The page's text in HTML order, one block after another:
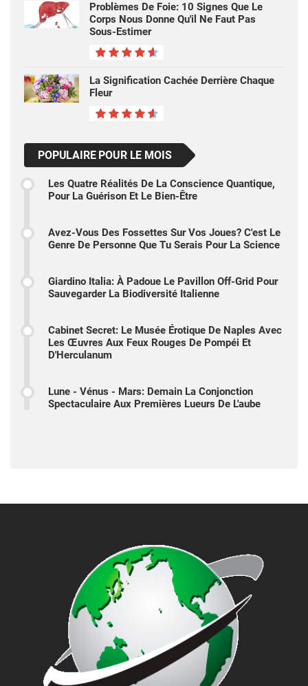
Problèmes De Foie: 10 Signes Que Le
Corps Nous Donne Qu'il Ne Faut Pas
Sous-Estimer
La Signification Cachée Derrière Chaque
Fleur
POPULAIRE POUR LE MOIS
Les Quatre Réalités De La Conscience Quantique,
Pour La Guérison Et Le Bien-Être
Avez-Vous Des Fossettes Sur Vos Joues? C'est Le
Genre De Personne Que Tu Serais Pour La Science
Giardino Italia: À Padoue Le Pavillon Off-Grid Pour
Sauvegarder La Biodiversité Italienne
Cabinet Secret: Le Musée Érotique De Naples Avec
Les Œuvres Aux Feux Rouges De Pompéi Et
D'Herculanum
Lune - Vénus - Mars: Demain La Conjonction
Spectaculaire Aux Premières Lueurs De L'aube